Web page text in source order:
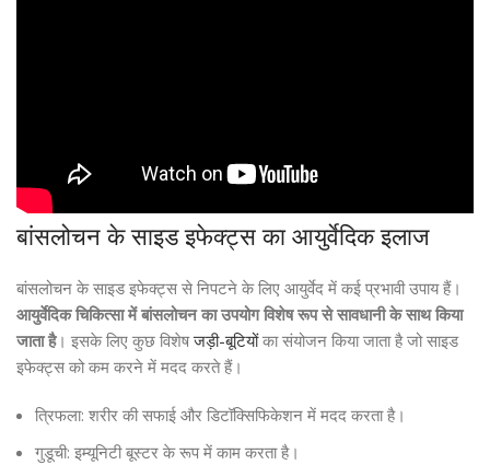
बांसलोचन के साइड इफेक्ट्स का आयुर्वेदिक इलाज
बांसलोचन के साइड इफेक्ट्स से निपटने के लिए आयुर्वेद में कई प्रभावी उपाय हैं।
आयुर्वेदिक चिकित्सा में बांसलोचन का उपयोग विशेष रूप से सावधानी के साथ किया
जाता है। इसके लिए कुछ विशेषजड़ी-बूटियोंका संयोजन किया जाता है जो साइड
इफेक्ट्स को कम करने में मदद करते हैं।
त्रिफला: शरीर की सफाई और डिटॉक्सिफिकेशन में मदद करता है।
गुडूची: इम्यूनिटी बूस्टर के रूप में काम करता है।